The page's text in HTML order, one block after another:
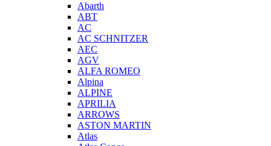
Abarth
ABT
AC
AC SCHNITZER
AEC
AGV
ALFA ROMEO
Alpina
ALPINE
APRILIA
ARROWS
ASTON MARTIN
Atlas